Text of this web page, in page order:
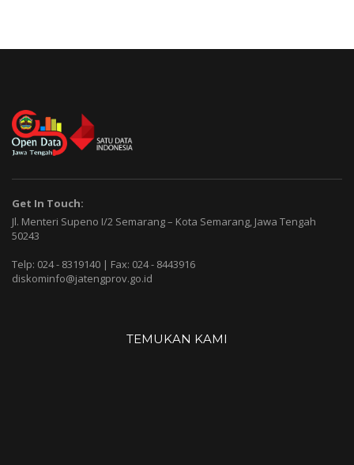
Get In Touch:
Jl. Menteri Supeno I/2 Semarang – Kota Semarang, Jawa Tengah
50243
Telp: 024 - 8319140 | Fax: 024 - 8443916
diskominfo@jatengprov.go.id
TEMUKAN KAMI